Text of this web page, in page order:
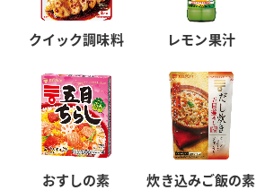
クイック調味料 レモン果汁
おすしの素 炊き込みご飯の素